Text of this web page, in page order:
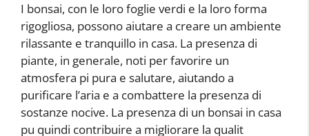
I bonsai, con le loro foglie verdi e la loro forma
rigogliosa, possono aiutare a creare un ambiente
rilassante e tranquillo in casa. La presenza di
piante, in generale, noti per favorire un
atmosfera pi pura e salutare, aiutando a
purificare l’aria e a combattere la presenza di
sostanze nocive. La presenza di un bonsai in casa
pu quindi contribuire a migliorare la qualit